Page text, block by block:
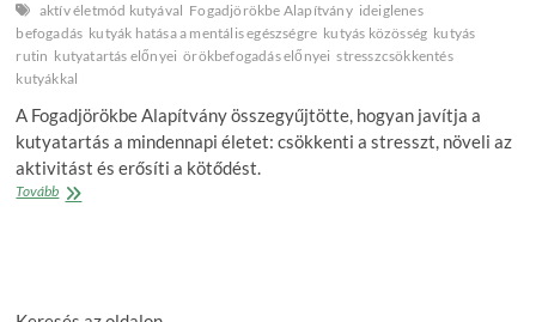
aktív életmód kutyával Fogadjörökbe Alapítvány ideiglenes
befogadás kutyák hatása a mentális egészségre kutyás közösség kutyás
rutin kutyatartás előnyei örökbefogadás előnyei stresszcsökkentés
kutyákkal
A Fogadjörökbe Alapítvány összegyűjtötte, hogyan javítja a
kutyatartás a mindennapi életet: csökkenti a stresszt, növeli az
aktivitást és erősíti a kötődést.
Tovább5